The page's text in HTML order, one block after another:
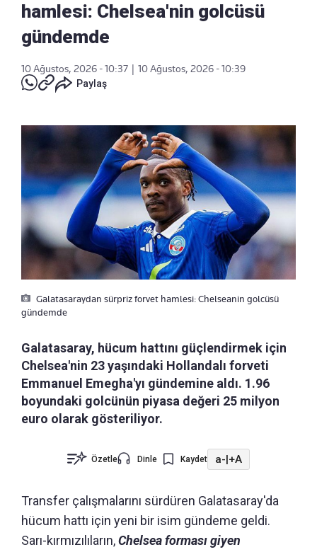
hamlesi: Chelsea'nin golcüsü
gündemde
10 Ağustos, 2026 - 10:37
10 Ağustos, 2026 - 10:39
Paylaş
Galatasaraydan sürpriz forvet hamlesi: Chelseanin golcüsü
gündemde
Galatasaray, hücum hattını güçlendirmek için
Chelsea'nin 23 yaşındaki Hollandalı forveti
Emmanuel Emegha'yı gündemine aldı. 1.96
boyundaki golcünün piyasa değeri 25 milyon
euro olarak gösteriliyor.
Özetle Dinle Kaydet a-|+A
Transfer çalışmalarını sürdüren Galatasaray'da
hücum hattı için yeni bir isim gündeme geldi.
Sarı-kırmızılıların,Chelsea forması giyen